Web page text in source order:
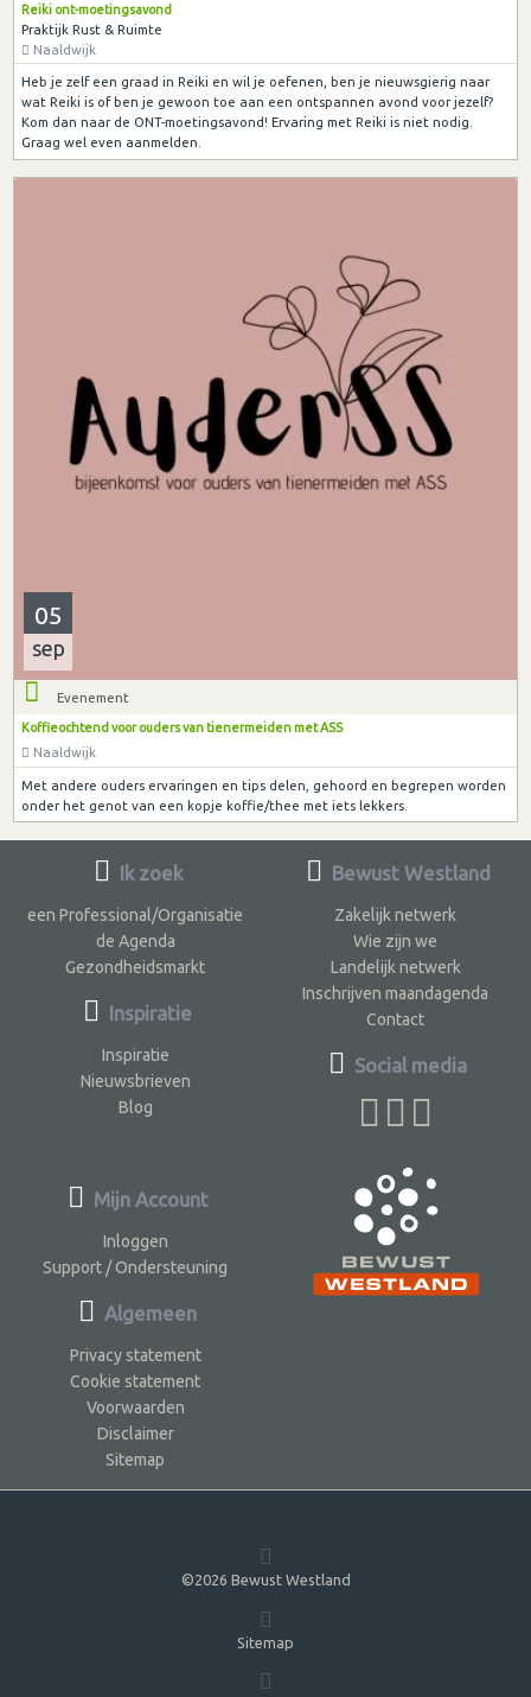
Reiki ont-moetingsavond
Praktijk Rust & Ruimte
Naaldwijk
Heb je zelf een graad in Reiki en wil je oefenen, ben je nieuwsgierig naar
wat Reiki is of ben je gewoon toe aan een ontspannen avond voor jezelf?
Kom dan naar de ONT-moetingsavond! Ervaring met Reiki is niet nodig.
Graag wel even aanmelden.
05
sep
Evenement
Koffieochtend voor ouders van tienermeiden met ASS
Naaldwijk
Met andere ouders ervaringen en tips delen, gehoord en begrepen worden
onder het genot van een kopje koffie/thee met iets lekkers.
Ik zoek
een Professional/Organisatie
de Agenda
Gezondheidsmarkt
Inspiratie
Inspiratie
Nieuwsbrieven
Blog
Bewust Westland
Zakelijk netwerk
Wie zijn we
Landelijk netwerk
Inschrijven maandagenda
Contact
Social media
Mijn Account
Inloggen
Support / Ondersteuning
Algemeen
Privacy statement
Cookie statement
Voorwaarden
Disclaimer
Sitemap
©2026 Bewust Westland
Sitemap